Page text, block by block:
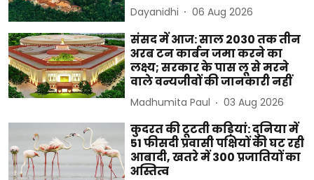
Dayanidhi 06 Aug 2026
संसद में आज: साल 2030 तक तीन
अरब टन कार्बन जमा करने का
लक्ष्य; सरकार के पास लू से मरने
वाले वन्यजीवों की जानकारी नहीं
Madhumita Paul 03 Aug 2026
कुदरत की टूटती कड़ियां: दुनिया में
51 फीसदी प्रवासी पक्षियों की घट रही
आबादी, खतरे में 300 प्रजातियों का
अस्तित्व